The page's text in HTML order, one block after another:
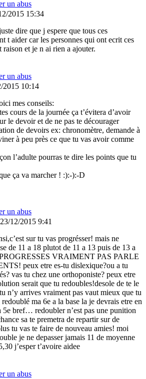
un abus
2015 15:34
dire que j espere que tous ces
t aider car les personnes qui ont ecrit ces
raison et je n ai rien a ajouter.
un abus
2015 10:14
mes conseils:
cours de la journée ça t’évitera d’avoir
le devoir et de ne pas te décourager
de devoirs ex: chronomètre, demande à
à peu près ce que tu vas avoir comme
l’adulte pourras te dire les points que tu
ça va marcher ! :):-):-D
un abus
23/12/2015 9:41
sur tu vas progrésser! mais ne
de 11 a 18 plutot de 11 a 13 puis de 13 a
VRAIMENT PAS PARLE
peux etre es-tu dislexique?ou a tu
vas tu chez une orthoponiste? peux etre
serait que tu redoubles!desole de te le
n’y arrives vraiment pas vaut mieux que tu
ma 6e a la base la je devrais etre en
5e bref… redoubler n’est pas une punition
sa te premetra de repartir sur de
tu vas te faire de nouveau amies! moi
je ne depasser jamais 11 de moyenne
j’esper t’avoire aidee
un abus